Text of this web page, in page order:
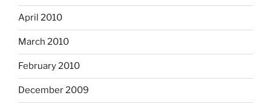
April 2010
March 2010
February 2010
December 2009